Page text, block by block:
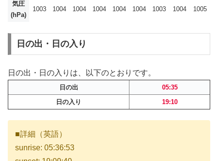
気圧
(hPa)
1003 1004 1004 1004 1004 1004 1003 1004 1005
日の出・日の入り
日の出・日の入りは、以下のとおりです。
日の出
05:35
日の入り
19:10
■詳細（英語）
sunrise: 05:36:53